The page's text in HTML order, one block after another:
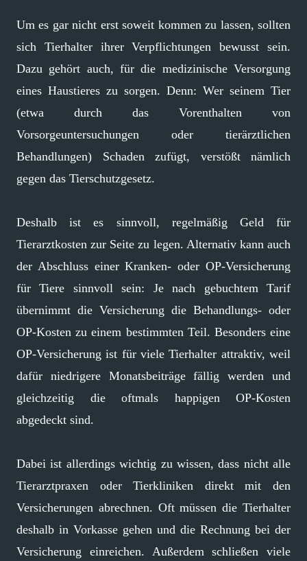
Um es gar nicht erst soweit kommen zu lassen, sollten
sich Tierhalter ihrer Verpflichtungen bewusst sein.
Dazu gehört auch, für die medizinische Versorgung
eines Haustieres zu sorgen. Denn: Wer seinem Tier
(etwa durch das Vorenthalten von
Vorsorgeuntersuchungen oder tierärztlichen
Behandlungen) Schaden zufügt, verstößt nämlich
gegen das Tierschutzgesetz.
Deshalb ist es sinnvoll, regelmäßig Geld für
Tierarztkosten zur Seite zu legen. Alternativ kann auch
der Abschluss einer Kranken- oder OP-Versicherung
für Tiere sinnvoll sein: Je nach gebuchtem Tarif
übernimmt die Versicherung die Behandlungs- oder
OP-Kosten zu einem bestimmten Teil. Besonders eine
OP-Versicherung ist für viele Tierhalter attraktiv, weil
dafür niedrigere Monatsbeiträge fällig werden und
gleichzeitig die oftmals happigen OP-Kosten
abgedeckt sind.
Dabei ist allerdings wichtig zu wissen, dass nicht alle
Tierarztpraxen oder Tierkliniken direkt mit den
Versicherungen abrechnen. Oft müssen die Tierhalter
deshalb in Vorkasse gehen und die Rechnung bei der
Versicherung einreichen. Außerdem schließen viele